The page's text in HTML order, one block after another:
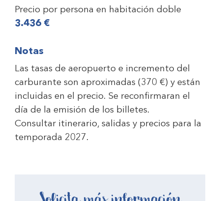
Precio por persona en habitación doble
3.436 €
Notas
Las tasas de aeropuerto e incremento del
carburante son aproximadas (370 €) y están
incluidas en el precio. Se reconfirmaran el
día de la emisión de los billetes.
Consultar itinerario, salidas y precios para la
temporada 2027.